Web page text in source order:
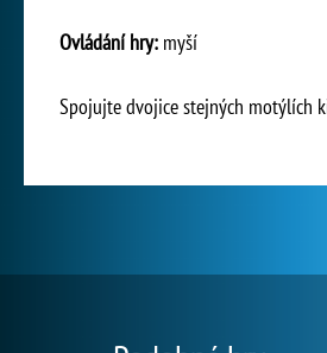
Ovládání hry: myší
Spojujte dvojice stejných motýlích